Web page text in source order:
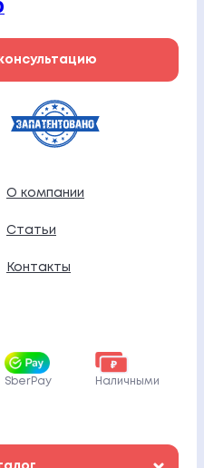
О компании
Статьи
Контакты
SberPay Наличными